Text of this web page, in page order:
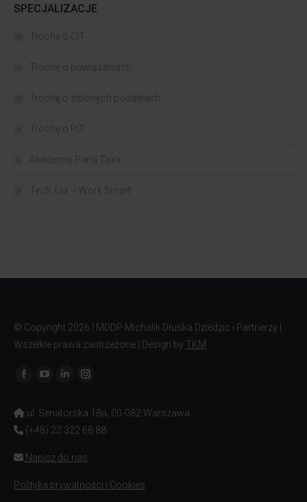
SPECJALIZACJE
Trochę o CIT
Trochę o powiązaniach​
Trochę o zielonych podatkach
Trochę o PIT
Akademia Pana Taxa
Tech Tax – Work Smart
© Copyright 2026 | MDDP Michalik Dłuska Dziedzic i Partnerzy |
Wszelkie prawa zastrzeżone | Design by TKM
Znajdź nas na:
ul. Senatorska 18a, 00-082 Warszawa
(+48) 22 322 68 88
Napisz do nas
Polityka prywatności i Cookies